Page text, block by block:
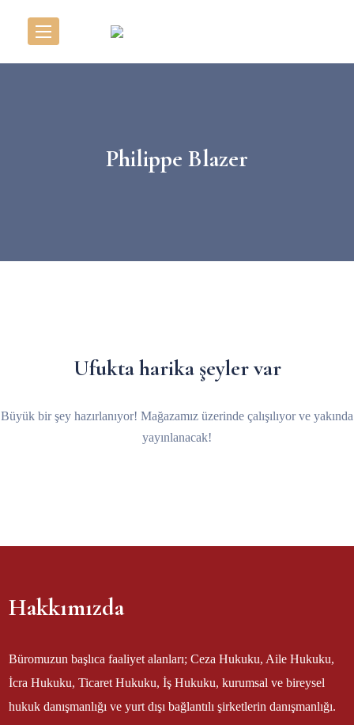
Philippe Blazer
Ufukta harika şeyler var
Büyük bir şey hazırlanıyor! Mağazamız üzerinde çalışılıyor ve yakında
yayınlanacak!
Hakkımızda
Büromuzun başlıca faaliyet alanları; Ceza Hukuku, Aile Hukuku,
İcra Hukuku, Ticaret Hukuku, İş Hukuku, kurumsal ve bireysel
hukuk danışmanlığı ve yurt dışı bağlantılı şirketlerin danışmanlığı.